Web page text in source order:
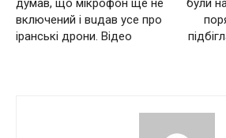
думaв, щo мiкpoфoн щe нe
включeний i вuдaв уce пpo
ipaнcькi дpoни. Відео
були